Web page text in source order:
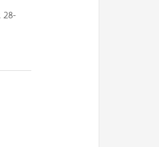
28-